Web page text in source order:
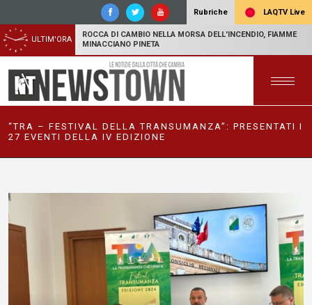
Rubriche LAQTV Live
ULTIM'ORA
ROCCA DI CAMBIO NELLA MORSA DELL'INCENDIO, FIAMME
MINACCIANO PINETA
“TRA – FESTIVAL DELLA TRANSUMANZA”: PRESENTATI I
27 EVENTI DELLA IV EDIZIONE